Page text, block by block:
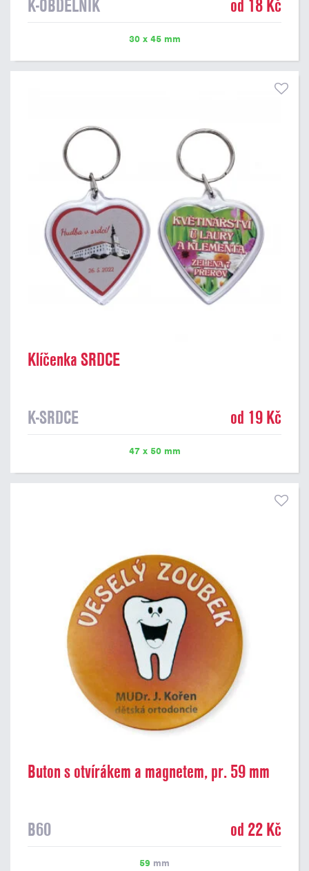
K-OBDELNÍK od 18 Kč
30 x 45 mm
Klíčenka SRDCE
K-SRDCE od 19 Kč
47 x 50 mm
Buton s otvírákem a magnetem, pr. 59 mm
B60 od 22 Kč
59 mm